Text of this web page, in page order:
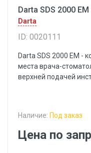
Darta SDS 2000
Darta
ID: 0020111
Darta SDS 2000 EM -
места врача-
верхней подачей
Наличие: Под заказ
Цена по